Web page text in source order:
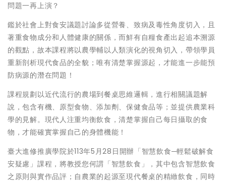
問題一再上演？
鑑於社會上對食安議題討論多從營養、致病及毒性角度切入，且
著重食物成分和人體健康的關係，而鮮有自糧食產出起追本溯源
的觀點，故本課程將以農學輔以人類演化的視角切入，帶領學員
重新剖析現代食品的全貌；唯有清楚掌握源起，才能進一步能預
防病源的潛在問題！
課程規劃以近代流行的農場到餐桌思維邏輯，進行相關議題解
說，包含有機、原型食物、添加劑、保健食品等；並提供農業科
學的見解。現代人注重均衡飲食，清楚掌握自己每日攝取的食
物，才能確實掌握自己的身體機能！
臺大進修推廣學院於113年5月28日開辦「智慧飲食─輕鬆破解食
安疑慮」課程，將教授您何謂「智慧飲食」，其中包含智慧飲食
之原則與實作品評；自農業的起源至現代餐桌的精緻飲食，同時